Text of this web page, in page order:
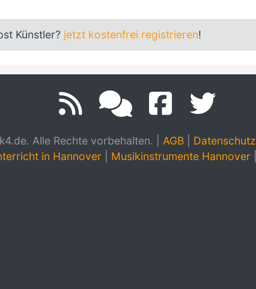
Künstler? jetzt kostenfrei registrieren!
Alle Rechte vorbehalten. AGB| Datenschutz
in Hannover Musikinstrumente Hannover